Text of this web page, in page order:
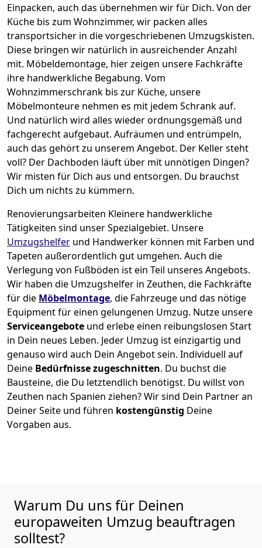
Einpacken, auch das übernehmen wir für Dich. Von der
Küche bis zum Wohnzimmer, wir packen alles
transportsicher in die vorgeschriebenen Umzugskisten.
Diese bringen wir natürlich in ausreichender Anzahl
mit. Möbeldemontage, hier zeigen unsere Fachkräfte
ihre handwerkliche Begabung. Vom
Wohnzimmerschrank bis zur Küche, unsere
Möbelmonteure nehmen es mit jedem Schrank auf.
Und natürlich wird alles wieder ordnungsgemäß und
fachgerecht aufgebaut. Aufräumen und entrümpeln,
auch das gehört zu unserem Angebot. Der Keller steht
voll? Der Dachboden läuft über mit unnötigen Dingen?
Wir misten für Dich aus und entsorgen. Du brauchst
Dich um nichts zu kümmern.
Renovierungsarbeiten Kleinere handwerkliche
Tätigkeiten sind unser Spezialgebiet. Unsere
Umzugshelfer und Handwerker können mit Farben und
Tapeten außerordentlich gut umgehen. Auch die
Verlegung von Fußböden ist ein Teil unseres Angebots.
Wir haben die Umzugshelfer in Zeuthen, die Fachkräfte
für die Möbelmontage, die Fahrzeuge und das nötige
Equipment für einen gelungenen Umzug. Nutze unsere
Serviceangebote und erlebe einen reibungslosen Start
in Dein neues Leben. Jeder Umzug ist einzigartig und
genauso wird auch Dein Angebot sein. Individuell auf
Deine Bedürfnisse zugeschnitten. Du buchst die
Bausteine, die Du letztendlich benötigst. Du willst von
Zeuthen nach Spanien ziehen? Wir sind Dein Partner an
Deiner Seite und führen kostengünstig Deine
Vorgaben aus.
Warum Du uns für Deinen
europaweiten Umzug beauftragen
solltest?